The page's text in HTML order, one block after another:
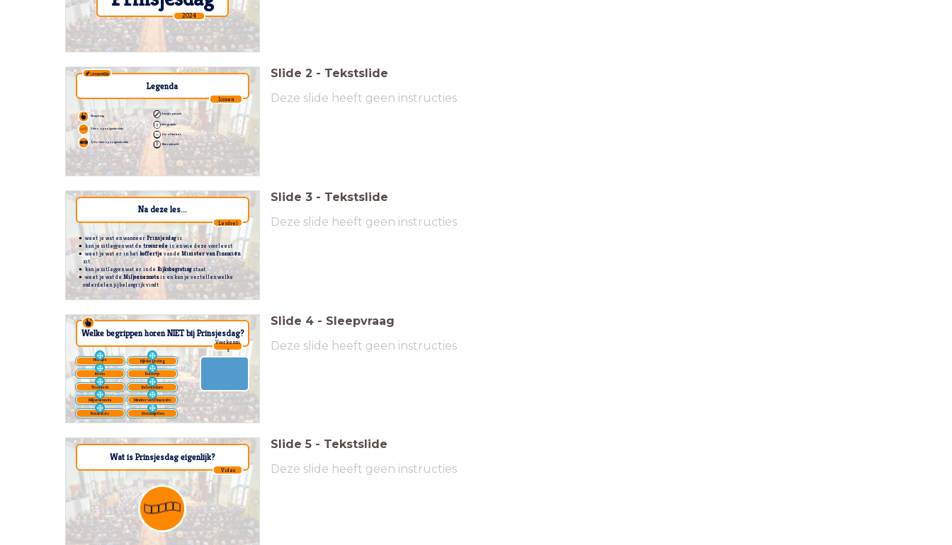
2024
Legenda
Iconen
Sleepvraag
Video op volgende slide
Quiz start op volgende slide
Schrijfopdracht
Infographic
Out of the box
Filmopdracht
Slide 2 - Tekstslide
Deze slide heeft geen instructies
Na deze les...
Lesdoel
weet je wat en wanneer Prinsjesdagis
kan je uitleggen wat de troonredeis en wie deze voorleest
weet je wat er in het koffertjevan de Minister van Financiën
zit
kan je uitleggen wat er in de Rijksbegroting staat
weet je wat de Miljoenennotais en kan je vertellen welke
onderdelen jij belangrijk vindt
Slide 3 - Tekstslide
Deze slide heeft geen instructies
Welke begrippen horen NIET bij Prinsjesdag?
Voorkenni
s
Hoedjes
Kroon
Troonrede
Miljoenennota
Stembiljetten
Rijksbegroting
Koffertje
Referendum
Minister van Financiën
Bordesfoto
Slide 4 - Sleepvraag
Deze slide heeft geen instructies
Wat is Prinsjesdag eigenlijk?
Video
Slide 5 - Tekstslide
Deze slide heeft geen instructies